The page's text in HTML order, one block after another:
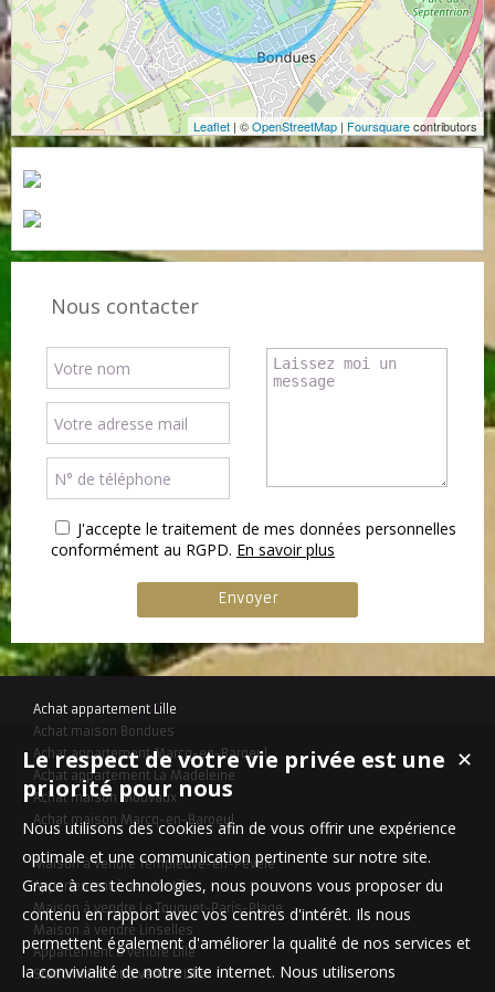
Leaflet | ©OpenStreetMap | Foursquarecontributors
Nous contacter
J'accepte le traitement de mes données personnelles
conformément au RGPD. En savoir plus
Achat appartement Lille
Achat maison Bondues
Achat appartement Marcq-en-Baroeul
Achat appartement La Madeleine
Achat maison Mouvaux
Achat maison Marcq-en-Baroeul
Maison à vendre Templeuve-en-Pévèle
Appartement à vendre Lille
Maison à vendre Le Touquet-Paris-Plage
Maison à vendre Linselles
Appartement à vendre Lille
Stationnement à vendre Lille
✕
Le respect de votre vie privée est une
priorité pour nous
Nous utilisons des cookies afin de vous offrir une expérience
optimale et une communication pertinente sur notre site.
Grace à ces technologies, nous pouvons vous proposer du
contenu en rapport avec vos centres d'intérêt. Ils nous
permettent également d'améliorer la qualité de nos services et
la convivialité de notre site internet. Nous utiliserons